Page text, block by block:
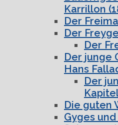
Karrillon
Der
Der
Der
Der junge
Hans
Der
Die guten
Gyges